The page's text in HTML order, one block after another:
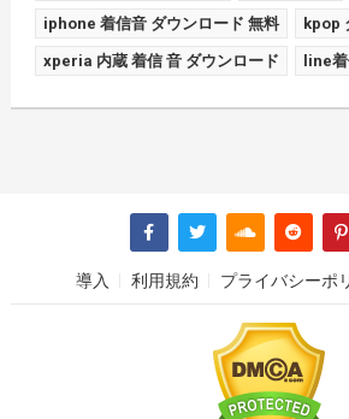
iphone 着信音 ダウンロード 無料 kpop
xperia 内蔵 着信 音 ダウンロード line
導入 利用規約 プライバシーポ